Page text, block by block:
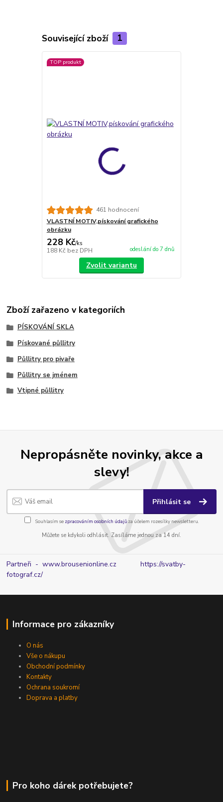
Související zboží 1
TOP produkt
461 hodnocení
VLASTNÍ MOTIV,pískování grafického
obrázku
228 Kč/ks
188 Kč bez DPH odeslání do 7 dnů
Zvolit variantu
Zboží zařazeno v kategoriích
PÍSKOVÁNÍ SKLA
Pískované půllitry
Půllitry pro pivaře
Půllitry se jménem
Vtipné půllitry
Nepropásněte novinky, akce a
slevy!
Přihlásit se
Souhlasím se zpracováním osobních údajůza účelem rozesílky newsletteru.
Můžete se kdykoli odhlásit. Zasíláme jednou za 14 dní.
Partneři - www.brousenionline.czhttps://svatby-
fotograf.cz/
Informace pro zákazníky
O nás
Vše o nákupu
Obchodní podmínky
Kontakty
Ochrana soukromí
Doprava a platby
Pro koho dárek potřebujete?